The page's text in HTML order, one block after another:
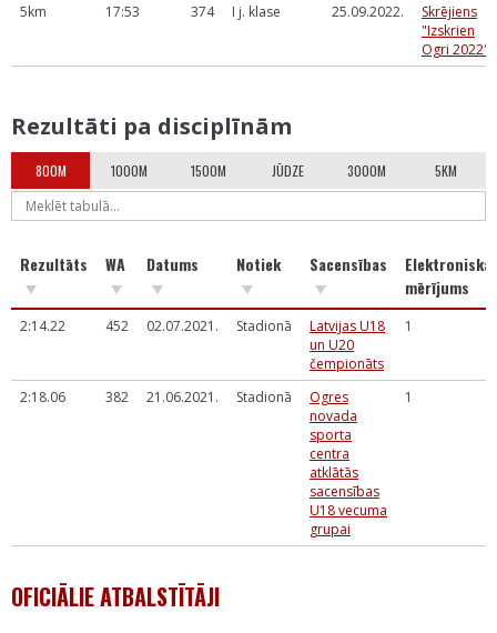
5km
17:53 374 I j. klase 25.09.2022.
Skrējiens
"Izskrien
Ogri 2022"
Rezultāti pa disciplīnām
800M 1000M 1500M JŪDZE 3000M 5KM
Rezultāts WA Datums Notiek Sacensības
mērījums
2:14.22 452 02.07.2021. Stadionā
Latvijas U18
un U20
čempionāts
1
2:18.06 382 21.06.2021. Stadionā
Ogres
novada
sporta
centra
atklātās
sacensības
U18 vecuma
grupai
1
OFICIĀLIE ATBALSTĪTĀJI